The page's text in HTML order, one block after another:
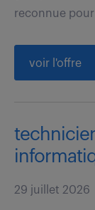
reconnue
voir l'offre
29 juillet 2026